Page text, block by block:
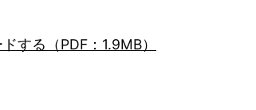
する（PDF：1.9MB）